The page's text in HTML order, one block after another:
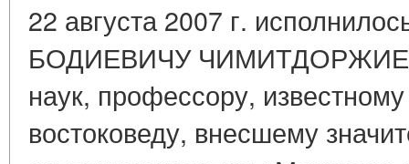
22 августа 2007 г.
БОДИЕВИЧУ
наук, профессору,
востоковеду, внесшему